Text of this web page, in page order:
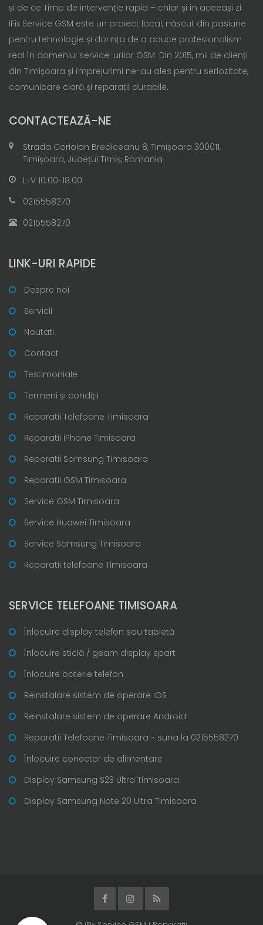
și de ce Timp de intervenție rapid – chiar și în aceeași zi
iFix Service GSM este un proiect local, născut din pasiune
pentru tehnologie și dorința de a aduce profesionalism
real în domeniul service-urilor GSM. Din 2015, mii de clienți
din Timișoara și împrejurimi ne-au ales pentru seriozitate,
comunicare clară și reparații durabile.
CONTACTEAZĂ-NE
Strada Coriolan Brediceanu 8, Timișoara 300011,
Timișoara, Județul Timiș, Romania
L-V 10:00-18:00
0215558270
0215558270
LINK-URI RAPIDE
Despre noi
Servicii
Noutati
Contact
Testimoniale
Termeni și condiții
Reparatii Telefoane Timisoara
Reparatii iPhone Timisoara
Reparatii Samsung Timisoara
Reparatii GSM Timisoara
Service GSM Timisoara
Service Huawei Timisoara
Service Samsung Timisoara
Reparatii telefoane Timisoara
SERVICE TELEFOANE TIMISOARA
Înlocuire display telefon sau tabletă
Înlocuire sticlă / geam display spart
Înlocuire baterie telefon
Reinstalare sistem de operare iOS
Reinstalare sistem de operare Android
Reparatii Telefoane Timisoara - suna la 0215558270
Înlocuire conector de alimentare
Display Samsung S23 Ultra Timisoara
Display Samsung Note 20 Ultra Timisoara